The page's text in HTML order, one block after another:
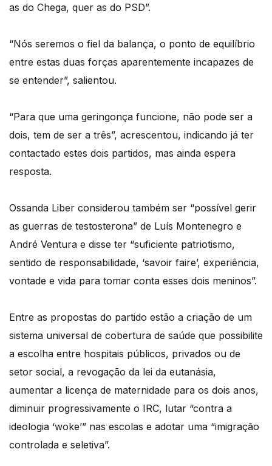
as do Chega, quer as do PSD”.
“Nós seremos o fiel da balança, o ponto de equilíbrio
entre estas duas forças aparentemente incapazes de
se entender”, salientou.
“Para que uma geringonça funcione, não pode ser a
dois, tem de ser a três”, acrescentou, indicando já ter
contactado estes dois partidos, mas ainda espera
resposta.
Ossanda Liber considerou também ser “possível gerir
as guerras de testosterona” de Luís Montenegro e
André Ventura e disse ter “suficiente patriotismo,
sentido de responsabilidade, ‘savoir faire’, experiência,
vontade e vida para tomar conta esses dois meninos”.
Entre as propostas do partido estão a criação de um
sistema universal de cobertura de saúde que possibilite
a escolha entre hospitais públicos, privados ou de
setor social, a revogação da lei da eutanásia,
aumentar a licença de maternidade para os dois anos,
diminuir progressivamente o IRC, lutar “contra a
ideologia ‘woke’” nas escolas e adotar uma “imigração
controlada e seletiva”.